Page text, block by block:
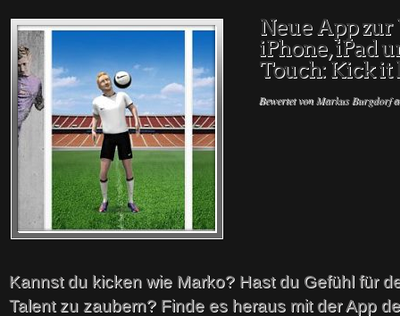
Neue App
iPhone, iPad
Touch: Kick
Bewertet vonMarkus Burgdorf
Kannst du kicken wie Marko? Hast du Gefühl für
Talent zu zaubern? Finde es heraus mit der App